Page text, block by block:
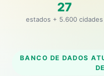
27
estados + 5.600 cidades
BANCO DE DADOS